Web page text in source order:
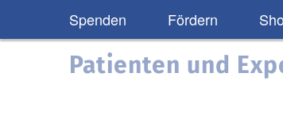
Spenden Fördern
Patienten und